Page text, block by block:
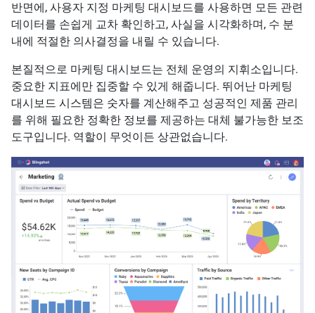
반면에, 사용자 지정 마케팅 대시보드를 사용하면 모든 관련
데이터를 손쉽게 교차 확인하고, 사실을 시각화하며, 수 분
내에 적절한 의사결정을 내릴 수 있습니다.
본질적으로 마케팅 대시보드는 전체 운영의 지휘소입니다.
중요한 지표에만 집중할 수 있게 해줍니다. 뛰어난 마케팅
대시보드 시스템은 숫자를 계산해주고 성공적인 제품 관리
를 위해 필요한 정확한 정보를 제공하는 대체 불가능한 보조
도구입니다. 역할이 무엇이든 상관없습니다.